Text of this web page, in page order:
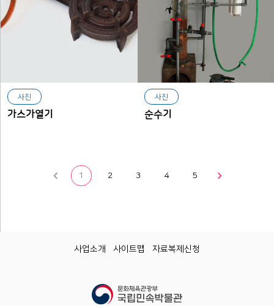
사진
가스가열기
사진
순수기
1 2 3 4 5
사업소개 사이트맵 자료복제신청